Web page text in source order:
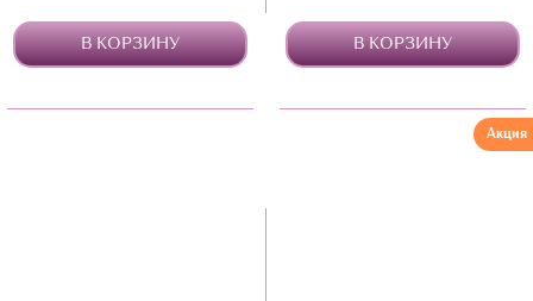
В КОРЗИНУ В КОРЗИНУ
Акция